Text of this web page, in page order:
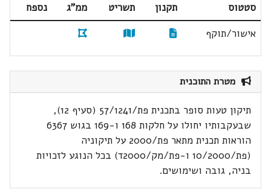
סטטוס תקנון תשריט ממ"ג
נספח
אישור/תוקף
מטרת התוכנית
תיקון טעות סופר בתכנית פת/57/1241 (סעיף 12),
שבעקבותיו יחולו על חלקות 168 ו-169 בגוש 6367
הוראות תכנית מתאר פת/2000 על תיקוניה
(פת/10/2000 ו-פת/מק/2000ד) בכל הנוגע לזכויות
בניה, גובה ושימושים.